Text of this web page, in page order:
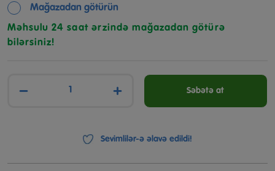
Mağazadan götürün
Məhsulu 24 saat ərzində mağazadan götürə
bilərsiniz!
− + Səbətə at
Sevimlilər-ə əlavə edildi!